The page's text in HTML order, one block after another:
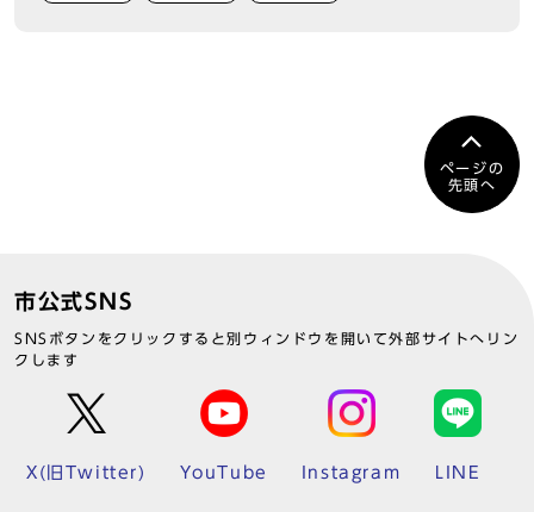
ページの
先頭へ
市公式SNS
SNSボタンをクリックすると別ウィンドウを開いて外部サイトへリン
クします
X(旧Twitter) YouTube Instagram LINE